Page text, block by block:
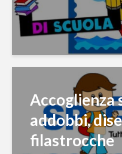
Accoglienza
addobbi,
filastrocche